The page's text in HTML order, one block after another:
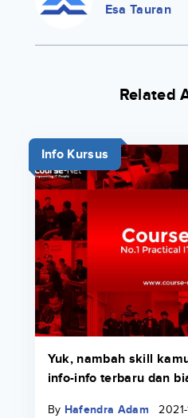
Esa Tauran
Related
Info Kursus
Yuk, nambah skill
info-info terbaru dan
By Hafendra Adam